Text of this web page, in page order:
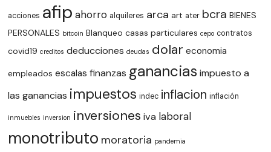
acciones afip ahorro alquileres arca art ater bcra BIENES
PERSONALES bitcoin Blanqueo casas particulares cepo contratos
covid19 creditos deducciones deudas dolar economia
empleados escalas finanzas ganancias impuesto a
las ganancias impuestos indec inflacion inflación
inmuebles inversion inversiones iva laboral
monotributo moratoria pandemia